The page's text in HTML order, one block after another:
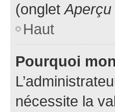
(onglet
Haut
Pourquoi
nécessite la